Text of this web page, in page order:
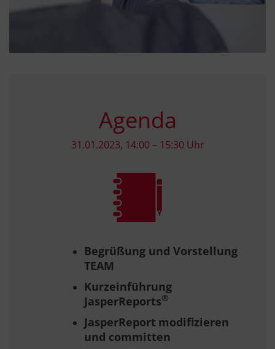
Agenda
31.01.2023, 14:00 – 15:30 Uhr
Begrüßung und Vorstellung
TEAM
Kurzeinführung
JasperReports®
JasperReport modifizieren
und committen